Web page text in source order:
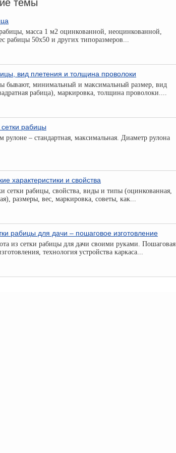
темы
масса 1 м2 оцинкованной, неоцинкованной,
рабицы 50х50 и других типоразмеров...
вид плетения и толщина проволоки
бывают, минимальный и максимальный размер, вид
рабица), маркировка, толщина проволоки....
рабицы
рулоне – стандартная, максимальная. Диаметр рулона
характеристики и свойства
сетки рабицы, свойства, виды и типы (оцинкованная,
размеры, вес, маркировка, советы, как...
рабицы для дачи – пошаговое изготовление
из сетки рабицы для дачи своими руками. Пошаговая
технология устройства каркаса...